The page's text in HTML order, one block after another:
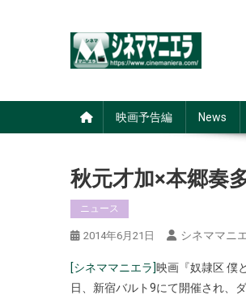
映画予告編 News
秋元才加×本郷奏
ニュース
2014年6月21日 シネママニ
[シネママニエラ]映画『奴隷区 僕
日、新宿バルト9にて開催され、